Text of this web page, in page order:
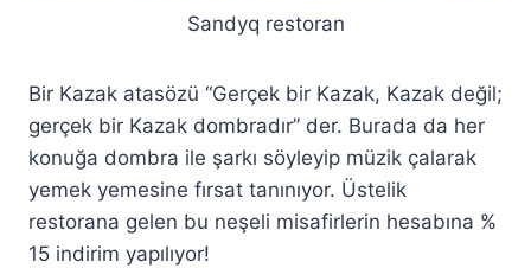
Sandyq restoran
Bir Kazak atasözü “Gerçek bir Kazak, Kazak değil;
gerçek bir Kazak dombradır” der. Burada da her
konuğa dombra ile şarkı söyleyip müzik çalarak
yemek yemesine fırsat tanınıyor. Üstelik
restorana gelen bu neşeli misafirlerin hesabına %
15 indirim yapılıyor!